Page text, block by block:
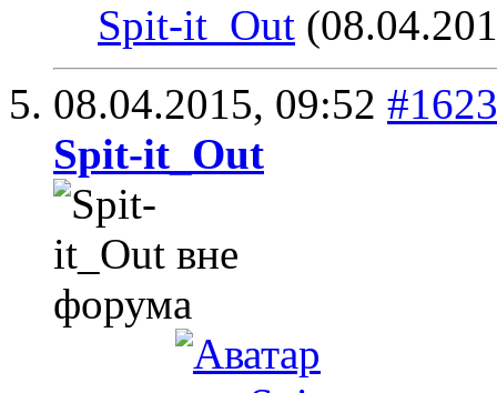
Spit-it_Out
08.04.2015, 09:52 #1623
Spit-it_Out